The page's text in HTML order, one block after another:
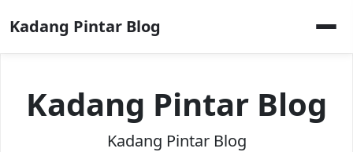
to
content
Kadang Pintar Blog
Kadang Pintar Blog
Kadang Pintar Blog